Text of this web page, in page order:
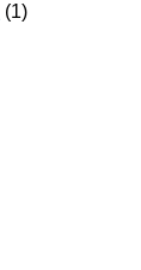
(1)